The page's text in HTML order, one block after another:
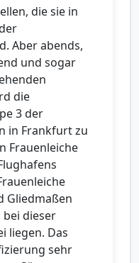
die sie in
Aber abends,
und sogar
die
3 der
in Frankfurt zu
Frauenleiche
Gliedmaßen
dieser
liegen. Das
sehr